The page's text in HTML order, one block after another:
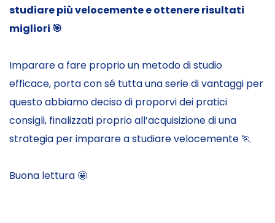
studiare più velocemente e ottenere risultati
migliori 🎯
Imparare a fare proprio un metodo di studio
efficace, porta con sé tutta una serie di vantaggi per
questo abbiamo deciso di proporvi dei pratici
consigli, finalizzati proprio all’acquisizione di una
strategia per imparare a studiare velocemente 🏃
Buona lettura 🤩